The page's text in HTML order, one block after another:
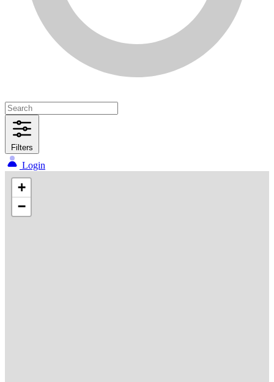
Filters
Login
+
−